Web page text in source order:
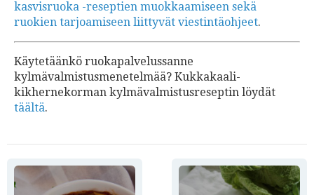
kasvisruoka -reseptien muokkaamiseen sekä
ruokien tarjoamiseen liittyvät viestintäohjeet.
Käytetäänkö ruokapalvelussanne
kylmävalmistusmenetelmää? Kukkakaali-
kikhernekorman kylmävalmistusreseptin löydät
täältä.